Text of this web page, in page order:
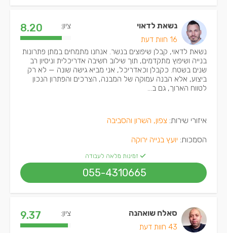
נשאת לדאוי
16 חוות דעת
ציון: 8.20
נשאת לדאוי, קבלן שיפוצים בנשר. אנחנו מתמחים במתן פתרונות
בנייה ושיפוץ מתקדמים, תוך שילוב חשיבה אדריכלית וניסיון רב
שנים בשטח. כקבלן וכאדריכל, אני מביא גישה שונה — לא רק
ביצוע, אלא הבנה עמוקה של המבנה, הצרכים והפתרון הנכון
לטווח הארוך, גם ב...
איזורי שירות: צפון, השרון והסביבה
הסמכות: יועץ בנייה ירוקה
זמינות מלאה לעבודה
055-4310665
סאלח שואהנה
43 חוות דעת
ציון: 9.37